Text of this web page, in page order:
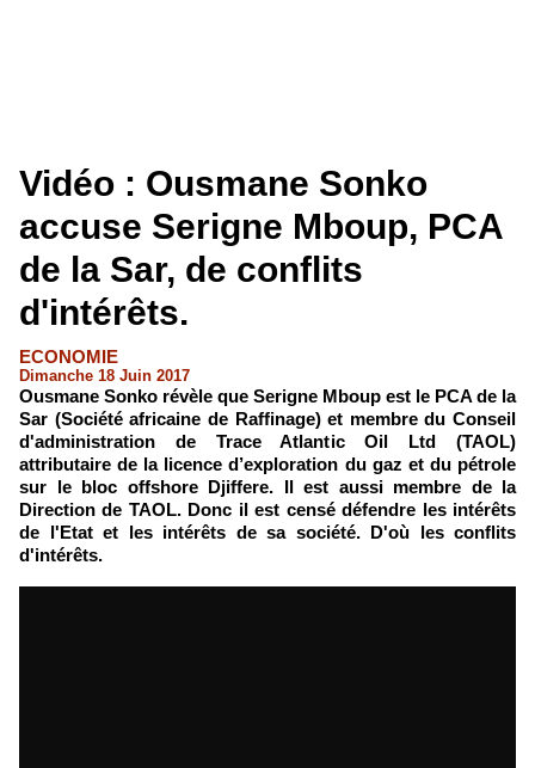
Vidéo : Ousmane Sonko
accuse Serigne Mboup, PCA
de la Sar, de conflits
d'intérêts.
ECONOMIE
Dimanche 18 Juin 2017
Ousmane Sonko révèle que Serigne Mboup est le PCA de la
Sar (Société africaine de Raffinage) et membre du Conseil
d'administration de Trace Atlantic Oil Ltd (TAOL)
attributaire de la licence d’exploration du gaz et du pétrole
sur le bloc offshore Djiffere. Il est aussi membre de la
Direction de TAOL. Donc il est censé défendre les intérêts
de l'Etat et les intérêts de sa société. D'où les conflits
d'intérêts.